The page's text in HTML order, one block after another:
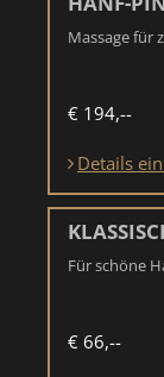
Massage für
€ 194,--
Details
Für schöne
€ 66,--